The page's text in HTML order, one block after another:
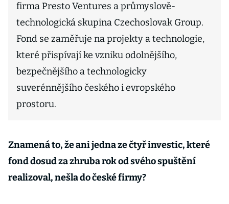
firma Presto Ventures a průmyslově-
technologická skupina Czechoslovak Group.
Fond se zaměřuje na projekty a technologie,
které přispívají ke vzniku odolnějšího,
bezpečnějšího a technologicky
suverénnějšího českého i evropského
prostoru.
Znamená to, že ani jedna ze čtyř investic, které
fond dosud za zhruba rok od svého spuštění
realizoval, nešla do české firmy?